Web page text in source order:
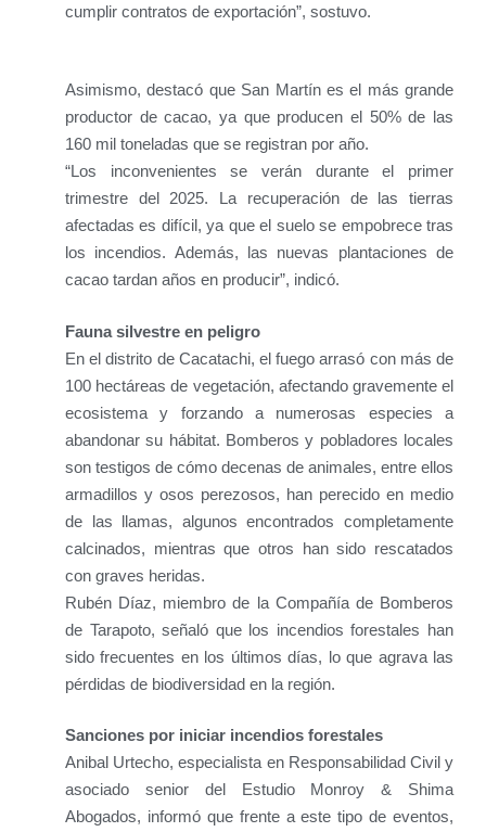
cumplir contratos de exportación”, sostuvo.
Asimismo, destacó que San Martín es el más grande
productor de cacao, ya que producen el 50% de las
160 mil toneladas que se registran por año.
“Los inconvenientes se verán durante el primer
trimestre del 2025. La recuperación de las tierras
afectadas es difícil, ya que el suelo se empobrece tras
los incendios. Además, las nuevas plantaciones de
cacao tardan años en producir”, indicó.
Fauna silvestre en peligro
En el distrito de Cacatachi, el fuego arrasó con más de
100 hectáreas de vegetación, afectando gravemente el
ecosistema y forzando a numerosas especies a
abandonar su hábitat. Bomberos y pobladores locales
son testigos de cómo decenas de animales, entre ellos
armadillos y osos perezosos, han perecido en medio
de las llamas, algunos encontrados completamente
calcinados, mientras que otros han sido rescatados
con graves heridas.
Rubén Díaz, miembro de la Compañía de Bomberos
de Tarapoto, señaló que los incendios forestales han
sido frecuentes en los últimos días, lo que agrava las
pérdidas de biodiversidad en la región.
Sanciones por iniciar incendios forestales
Anibal Urtecho, especialista en Responsabilidad Civil y
asociado senior del Estudio Monroy & Shima
Abogados, informó que frente a este tipo de eventos,